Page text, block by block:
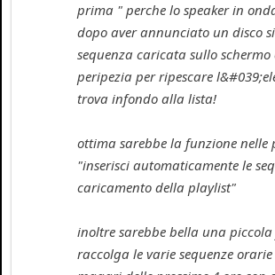
prima " perche lo speaker in
dopo aver annunciato un disco
sequenza caricata sullo schermo
peripezia per ripescare
trova infondo alla lista!
ottima sarebbe la funzione nelle
"inserisci automaticamente le
caricamento della playlist"
inoltre sarebbe bella una
raccolga le varie sequenze